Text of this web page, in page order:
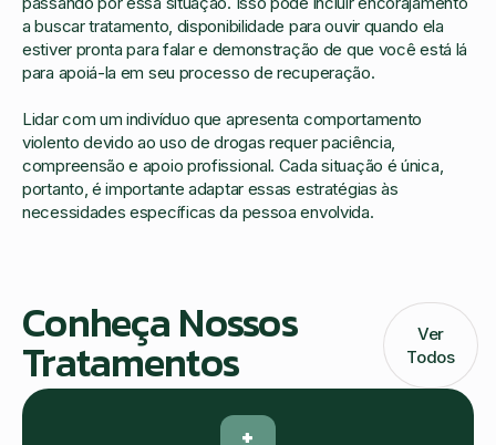
a buscar tratamento, disponibilidade para ouvir quando ela
estiver pronta para falar e demonstração de que você está lá
para apoiá-la em seu processo de recuperação.
Lidar com um indivíduo que apresenta comportamento
violento devido ao uso de drogas requer paciência,
compreensão e apoio profissional. Cada situação é única,
portanto, é importante adaptar essas estratégias às
necessidades específicas da pessoa envolvida.
Conheça Nossos
Tratamentos
Ver
Todos